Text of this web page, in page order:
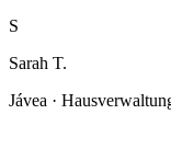
S
Sarah T.
Jávea ·